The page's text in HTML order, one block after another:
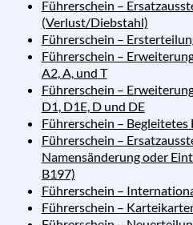
Führerschein –
(Verlust/Diebstahl)
Führerschein –
Führerschein –
A2, A, und T
Führerschein –
D1, D1E, D und DE
Führerschein – Begleitetes
Führerschein –
Namensänderung oder
B197)
Führerschein –
Führerschein –